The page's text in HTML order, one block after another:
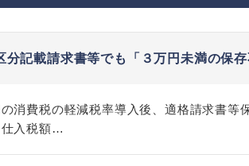
分記載請求書等でも「３万円未満の保
消費税の軽減税率導入後、適格請求書等
仕入税額…